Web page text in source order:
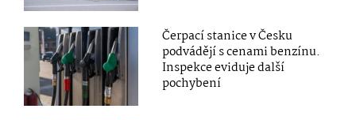
Čerpací stanice v Česku
podvádějí s cenami benzínu.
Inspekce eviduje další
pochybení